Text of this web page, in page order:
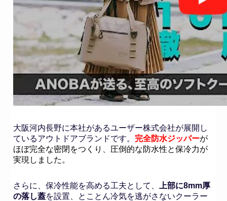
大阪河内長野に本社があるユーザー株式会社が展開し
ているアウトドアブランドです。 完全防水ジッパーが
ほぼ完全な密閉をつくり、圧倒的な防水性と保冷力が
実現しました。
さらに、保冷性能を高める工夫として、
上部に8mm厚
の落し蓋を設置、とことん冷気を逃がさないクーラー